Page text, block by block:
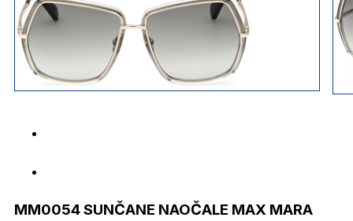
MM0054 SUNČANE NAOČALE MAX MARA